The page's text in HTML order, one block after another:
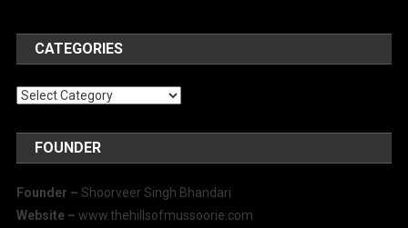
CATEGORIES
Categories
FOUNDER
Founder – Shoorveer Singh Bhandari
Website – www.thehillsofmussoorie.com